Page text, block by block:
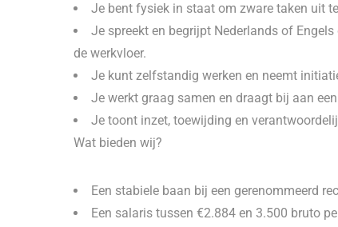
Je bent fysiek in staat om zware taken uit
Je spreekt en begrijpt Nederlands of
de werkvloer.
Je kunt zelfstandig werken en neemt
Je werkt graag samen en draagt bij aan
Je toont inzet, toewijding en
Wat bieden wij?
Een stabiele baan bij een gerenommeerd
Een salaris tussen €2.884 en 3.500 bruto